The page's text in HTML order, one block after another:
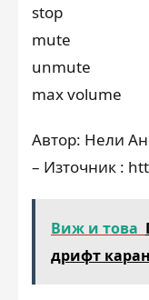
stop
mute
unmute
max volume
Автор: Нели
– Източник :
Виж и това
дрифт